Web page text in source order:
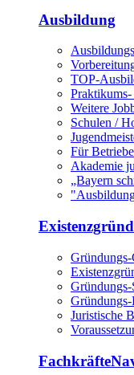
Ausbildung
TOP-
Weitere
Schulen /
Für Betriebe
Akademie
„Bayern
Gründungs-
Juristische